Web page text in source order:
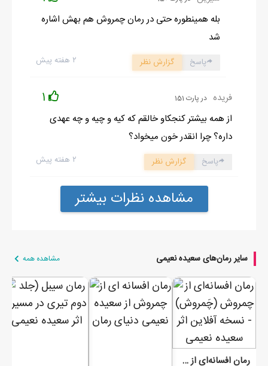
بله همینطوره حتی در رمان چمروش هم بهش اشاره
شد
۲ هفته پیش پاسخ گزارش نظر
فریده در پارت 151 1
از همه بیشتر کنجکاو خالقم که کیه و چیه و چه عهدی
داره؟ چرا انقدر خون میخواد؟
۲ هفته پیش پاسخ گزارش نظر
مشاهده نظرات بیشتر
سایر رمان‌های سعیده نعیمی مشاهده همه
رمان افسانه‌ای از چمروش (چَمروش) - نسخه آفلاین